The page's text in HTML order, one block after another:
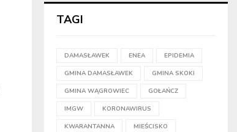
TAGI
DAMASŁAWEK ENEA EPIDEMIA
GMINA DAMASŁAWEK GMINA SKOKI
GMINA WĄGROWIEC GOŁAŃCZ
IMGW KORONAWIRUS
KWARANTANNA MIEŚCISKO